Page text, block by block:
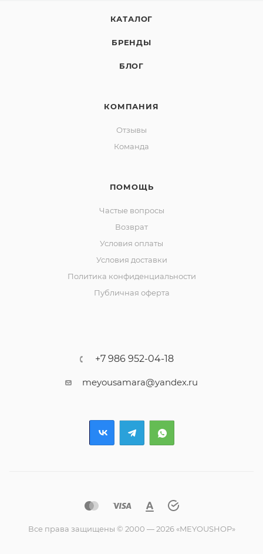
КАТАЛОГ
БРЕНДЫ
БЛОГ
КОМПАНИЯ
Отзывы
Команда
ПОМОЩЬ
Частые вопросы
Возврат
Условия оплаты
Условия доставки
Политика конфиденциальности
Публичная оферта
+7 986 952-04-18
meyousamara@yandex.ru
Все права защищены © 2000 — 2026 «MEYOUSHOP»